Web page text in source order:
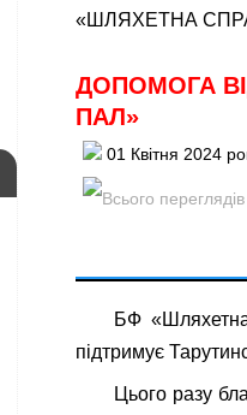
«ШЛЯХЕТНА
ДОПОМОГА
ПАЛ»
01 Квітня 2024
БФ
підтримує
Цього разу